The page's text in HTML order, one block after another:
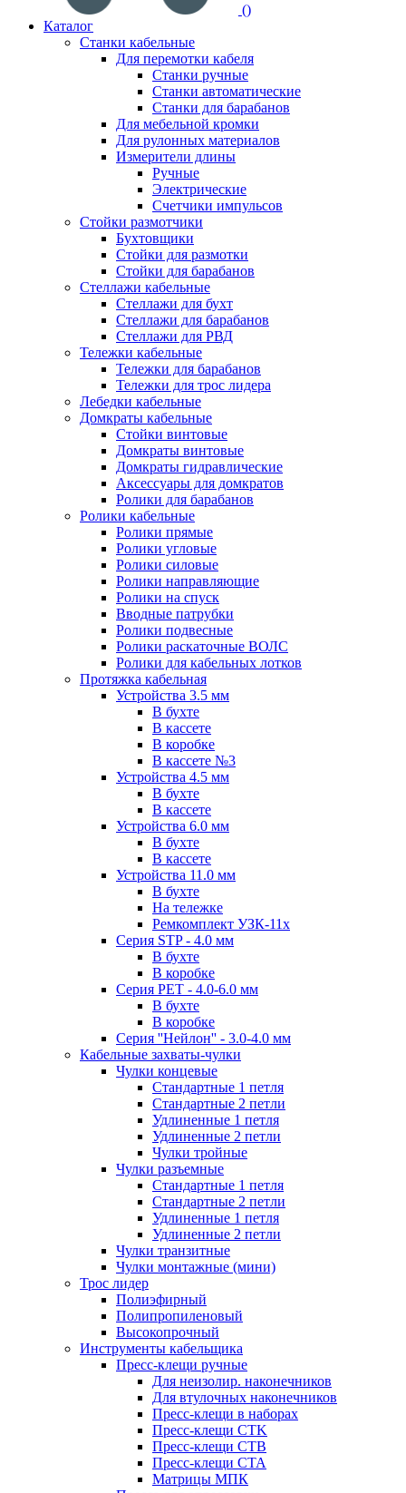
()
Каталог
Станки кабельные
Для перемотки кабеля
Станки ручные
Станки автоматические
Станки для барабанов
Для мебельной кромки
Для рулонных материалов
Измерители длины
Ручные
Электрические
Счетчики импульсов
Стойки размотчики
Бухтовщики
Стойки для размотки
Стойки для барабанов
Стеллажи кабельные
Стеллажи для бухт
Стеллажи для барабанов
Стеллажи для РВД
Тележки кабельные
Тележки для барабанов
Тележки для трос лидера
Лебедки кабельные
Домкраты кабельные
Стойки винтовые
Домкраты винтовые
Домкраты гидравлические
Аксессуары для домкратов
Ролики для барабанов
Ролики кабельные
Ролики прямые
Ролики угловые
Ролики силовые
Ролики направляющие
Ролики на спуск
Вводные патрубки
Ролики подвесные
Ролики раскаточные ВОЛС
Ролики для кабельных лотков
Протяжка кабельная
Устройства 3.5 мм
В бухте
В кассете
В коробке
В кассете №3
Устройства 4.5 мм
В бухте
В кассете
Устройства 6.0 мм
В бухте
В кассете
Устройства 11.0 мм
В бухте
На тележке
Ремкомплект УЗК-11х
Серия STP - 4.0 мм
В бухте
В коробке
Серия PET - 4.0-6.0 мм
В бухте
В коробке
Серия ''Нейлон'' - 3.0-4.0 мм
Кабельные захваты-чулки
Чулки концевые
Стандартные 1 петля
Стандартные 2 петли
Удлиненные 1 петля
Удлиненные 2 петли
Чулки тройные
Чулки разъемные
Стандартные 1 петля
Стандартные 2 петли
Удлиненные 1 петля
Удлиненные 2 петли
Чулки транзитные
Чулки монтажные (мини)
Трос лидер
Полиэфирный
Полипропиленовый
Высокопрочный
Инструменты кабельщика
Пресс-клещи ручные
Для неизолир. наконечников
Для втулочных наконечников
Пресс-клещи в наборах
Пресс-клещи CTK
Пресс-клещи CTB
Пресс-клещи CTA
Матрицы МПК